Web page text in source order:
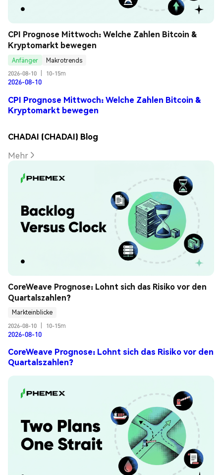
CPI Prognose Mittwoch: Welche Zahlen Bitcoin &
Kryptomarkt bewegen
Anfänger
Makrotrends
2026-08-10
10-15m
2026-08-10
CPI Prognose Mittwoch: Welche Zahlen Bitcoin &
Kryptomarkt bewegen
CHADAI (CHADAI) Blog
Mehr
CoreWeave Prognose: Lohnt sich das Risiko vor den
Quartalszahlen?
Markteinblicke
2026-08-10
10-15m
2026-08-10
CoreWeave Prognose: Lohnt sich das Risiko vor den
Quartalszahlen?